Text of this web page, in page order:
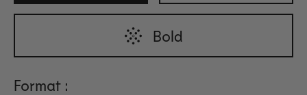
Bold
Format :